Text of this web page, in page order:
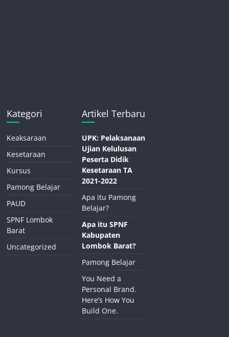
Kategori
Keaksaraan
Kesetaraan
Kursus
Pamong Belajar
PAUD
SPNF Lombok
Barat
Uncategorized
Artikel Terbaru
UPK: Pelaksanaan
Ujian Kelulusan
Peserta Didik
Kesetaraan TA
2021-2022
Apa itu Pamong
Belajar?
Apa itu SPNF
Kabupaten
Lombok Barat?
Pamong Belajar
You Need a
Personal Brand.
Here’s How You
Build One.